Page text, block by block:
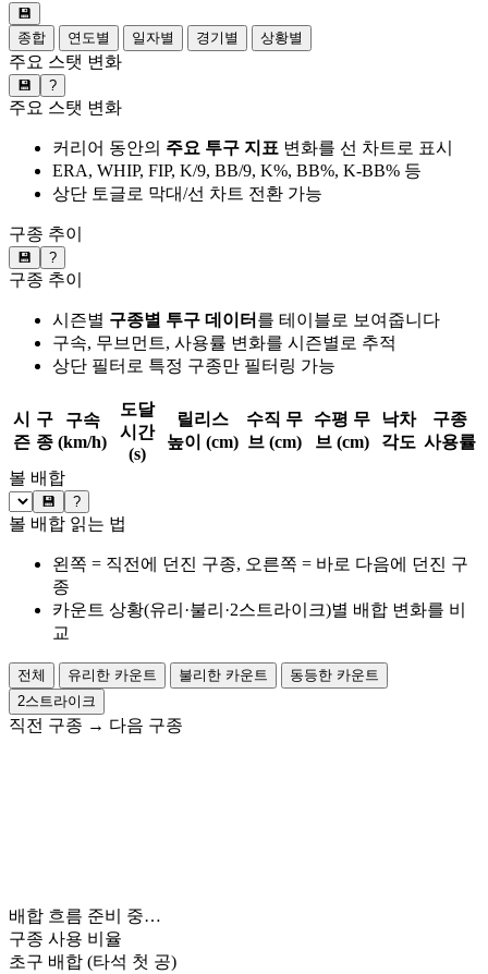
💾
종합
연도별 일자별 경기별 상황별
주요 스탯 변화
💾 ?
주요 스탯 변화
커리어 동안의 주요 투구 지표 변화를 선 차트로 표시
ERA, WHIP, FIP, K/9, BB/9, K%, BB%, K-BB% 등
상단 토글로 막대/선 차트 전환 가능
구종 추이
💾 ?
구종 추이
시즌별 구종별 투구 데이터 를 테이블로 보여줍니다
구속, 무브먼트, 사용률 변화를 시즌별로 추적
상단 필터로 특정 구종만 필터링 가능
시
즌
구
종
구속
(km/h)
도달
시간
(s)
릴리스
높이 (cm)
수직 무
브 (cm)
수평 무
브 (cm)
낙차
각도
구종
사용률
볼 배합
💾 ?
볼 배합 읽는 법
왼쪽 = 직전에 던진 구종, 오른쪽 = 바로 다음에 던진 구
종
카운트 상황(유리·불리·2스트라이크)별 배합 변화를 비
교
전체 유리한 카운트 불리한 카운트
동등한 카운트
2스트라이크
직전 구종 → 다음 구종
배합 흐름 준비 중…
구종 사용 비율
초구 배합 (타석 첫 공)